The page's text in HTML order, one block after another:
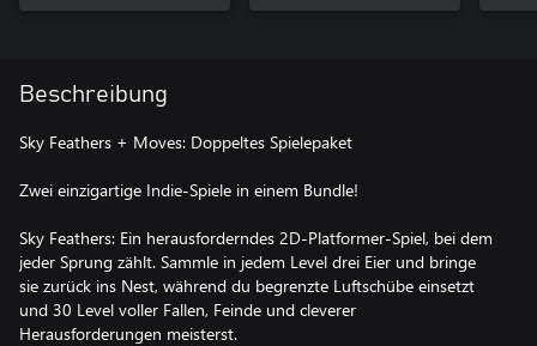
Beschreibung
Sky Feathers + Moves: Doppeltes Spielepaket
Zwei einzigartige Indie-Spiele in einem Bundle!
Sky Feathers: Ein herausforderndes 2D-Platformer-Spiel, bei dem
jeder Sprung zählt. Sammle in jedem Level drei Eier und bringe
sie zurück ins Nest, während du begrenzte Luftschübe einsetzt
und 30 Level voller Fallen, Feinde und cleverer
Herausforderungen meisterst.